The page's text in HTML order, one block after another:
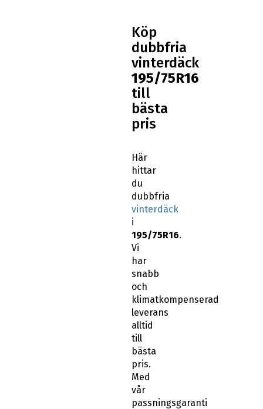
Köp
dubbfria
vinterdäck
195/75R16
till
bästa
pris
Här
hittar
du
dubbfria
vinterdäck
i
195/75R16.
Vi
har
snabb
och
klimatkompenserad
leverans
alltid
till
bästa
pris.
Med
vår
passningsgaranti